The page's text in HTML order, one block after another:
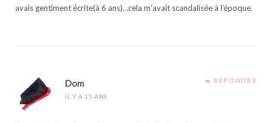
avais gentiment écrite(à 6 ans)…cela m’avait scandalisée à l’époque.
Dom
IL Y A 15 ANS
RÉPONDRE